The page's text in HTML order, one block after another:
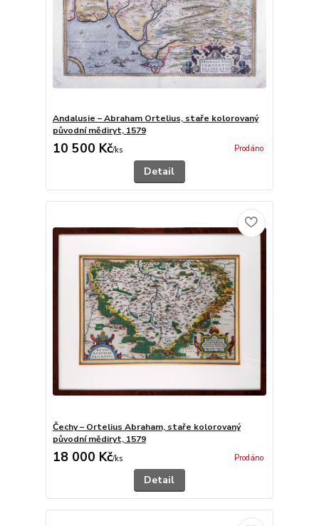
Andalusie – Abraham Ortelius, staře kolorovaný
původní mědiryt, 1579
10 500 Kč/ks Prodáno
Detail
Čechy – Ortelius Abraham, staře kolorovaný
původní mědiryt, 1579
18 000 Kč/ks Prodáno
Detail